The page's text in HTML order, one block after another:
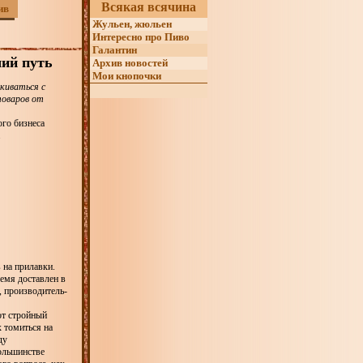
путь
с
от
бизнеса
прилавки.
доставлен в
стройный
томиться на
Всякая всячина
Жульен, жюльен
Интересно про Пиво
Галантин
Архив новостей
Мои кнопочки